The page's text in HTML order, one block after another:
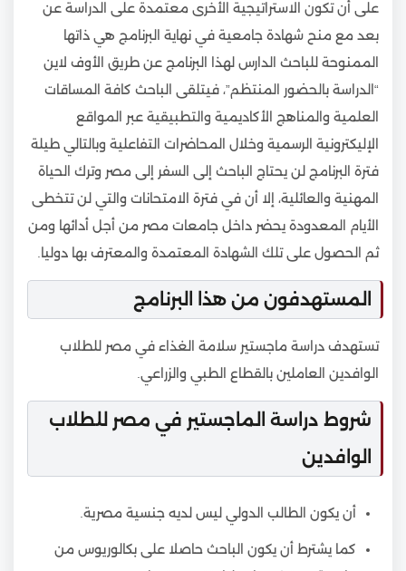
على أن تكون الاستراتيجية الأخرى معتمدة على الدراسة عن
بعد مع منح شهادة جامعية في نهاية البرنامج هي ذاتها
الممنوحة للباحث الدارس لهذا البرنامج عن طريق الأوف لاين
“الدراسة بالحضور المنتظم”، فيتلقى الباحث كافة المساقات
العلمية والمناهج الأكاديمية والتطبيقية عبر المواقع
الإليكترونية الرسمية وخلال المحاضرات التفاعلية وبالتالي طيلة
فترة البرنامج لن يحتاج الباحث إلى السفر إلى مصر وترك الحياة
المهنية والعائلية، إلا أن في فترة الامتحانات والتي لن تتخطى
الأيام المعدودة يحضر داخل جامعات مصر من أجل أدائها ومن
ثم الحصول على تلك الشهادة المعتمدة والمعترف بها دوليا.
المستهدفون من هذا البرنامج
تستهدف دراسة ماجستير سلامة الغذاء في مصر للطلاب
الوافدين العاملين بالقطاع الطبي والزراعي.
شروط دراسة الماجستير في مصر للطلاب
الوافدين
أن يكون الطالب الدولي ليس لديه جنسية مصرية.
كما يشترط أن يكون الباحث حاصلا على بكالوريوس من